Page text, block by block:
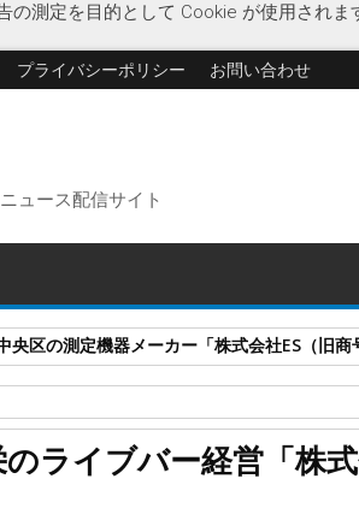
測定を目的として Cookie が使用されま
プライバシーポリシー お問い合わせ
ュース配信サイト
央区の測定機器メーカー「株式会社ES（旧
リーズ ライブバー 企業破綻 経済 杉田
株式会社ゲーリーズ」に破産開始決定
ライブバー経営「株